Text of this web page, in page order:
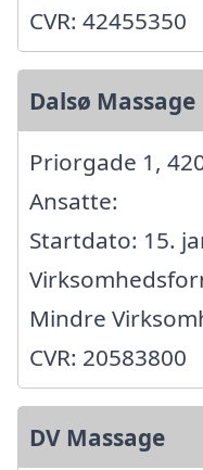
CVR: 42455350
Dalsø Massage
Priorgade 1,
Ansatte:
Startdato: 15.
Mindre
CVR: 20583800
DV Massage